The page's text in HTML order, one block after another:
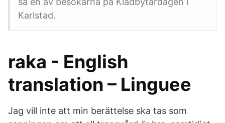
Karlstad.
raka - English
translation – Linguee
Jag vill inte att min berättelse ska tas som